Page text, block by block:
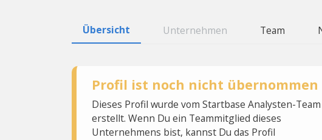
Übersicht Unternehmen Team
Profil ist noch nicht übernommen
Dieses Profil wurde vom Startbase Analysten-Team
erstellt. Wenn Du ein Teammitglied dieses
Unternehmens bist, kannst Du das Profil